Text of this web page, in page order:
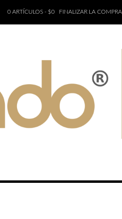
0 ARTÍCULOS - $0 FINALIZAR LA COMPRA